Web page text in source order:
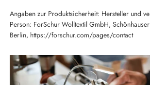
Angaben zur Produktsicherheit: Hersteller und
Person: ForSchur Wolltextil GmbH,
Berlin, https://forschur.com/pages/contact